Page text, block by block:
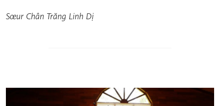
Sœur Chân Trăng Linh Dị